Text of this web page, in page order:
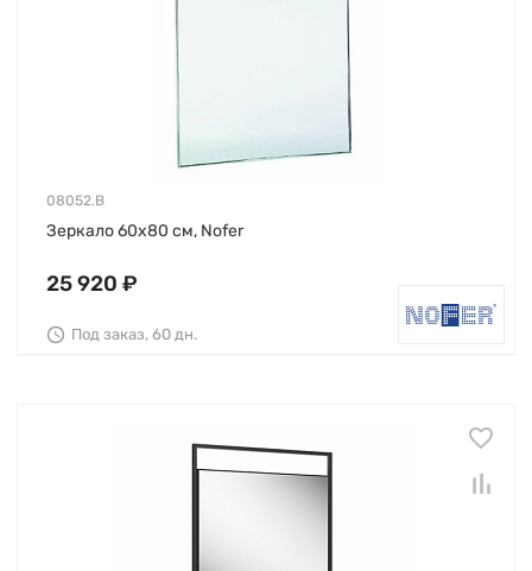
08052.B
Зеркало 60х80 см, Nofer
25 920 ₽
Под заказ, 60 дн.